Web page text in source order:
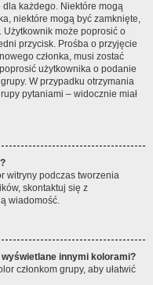
każdego. Niektóre mogą
niektóre mogą być zamknięte,
Użytkownik może poprosić o
przycisk. Prośba o przyjęcie
członka, musi zostać
użytkownika o podanie
W przypadku otrzymania
pytaniami – widocznie miał
witryny podczas tworzenia
skontaktuj się z
wiadomość.
innymi kolorami?
członkom grupy, aby ułatwić